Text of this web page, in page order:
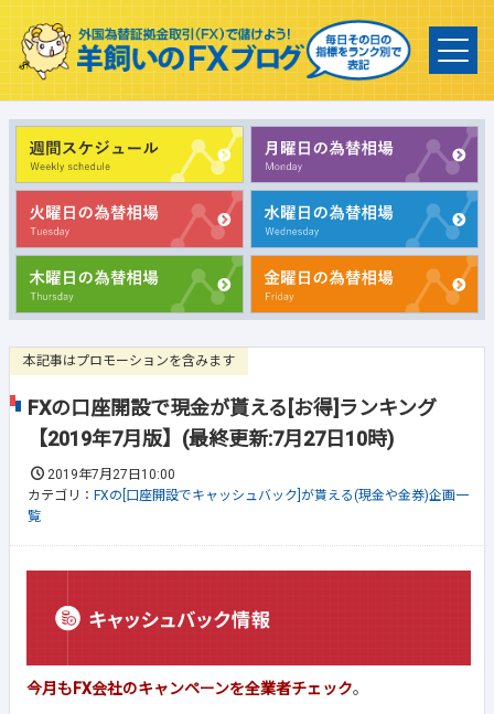
本記事はプロモーションを含みます
FXの口座開設で現金が貰える[お得]ランキング
【2019年7月版】(最終更新:7月27日10時)
2019年7月27日10:00
カテゴリ： FXの[口座開設でキャッシュバック]が貰える(現金や金券)企画一
覧
今月もFX会社のキャンペーンを全業者チェック。